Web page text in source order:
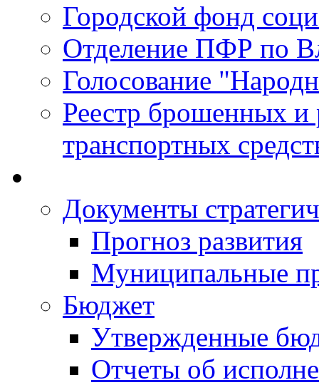
Городской фонд
Отделение ПФР по
Голосование
Реестр брошенных и
транспортных
Документы
Прогноз развития
Муниципальные
Бюджет
Утвержденные
Отчеты об